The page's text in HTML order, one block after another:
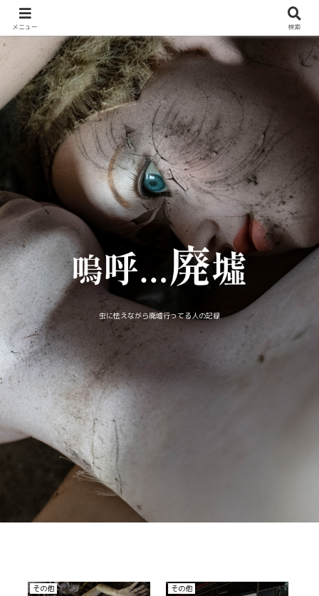
虫に怯えながら廃墟行ってる人の記録
廃ホテル、廃旅館 廃医院、病院
メニュー 検索